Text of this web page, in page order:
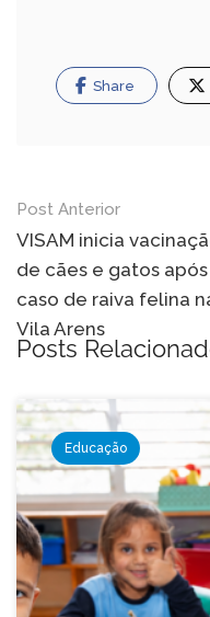
Share
Navegação
de
Post
Post Anterior
VISAM inicia
de cães e gatos após
caso de raiva felina
Vila Arens
Posts
Educação